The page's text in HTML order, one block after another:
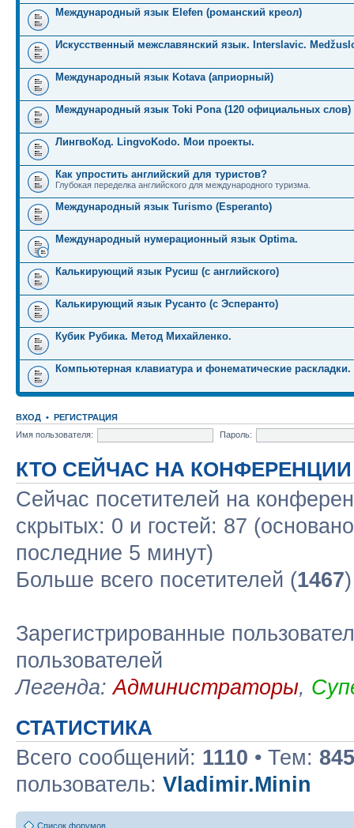
Международный язык Elefen (романский креол)
Искусственный межславянский язык. Interslavic.
Международный язык Kotava (априорный)
Международный язык Toki Pona (120 официальных слов)
ЛингвоКод. LingvoKodo. Мои проекты.
Как упростить английский для туристов?
Глубокая переделка английского для международного туризма.
Международный язык Turismo (Esperanto)
Международный нумерационный язык Optima.
Калькирующий язык Русиш (с английского)
Калькирующий язык Русанто (с Эсперанто)
Кубик Рубика. Метод Михайленко.
Компьютерная клавиатура и фонематические раскладки.
ВХОД • РЕГИСТРАЦИЯ
Имя пользователя:
Пароль:
КТО СЕЙЧАС НА КОНФЕРЕНЦИИ
Сейчас посетителей на
скрытых: 0 и гостей: 87
последние 5 минут)
Больше всего посетителей (1467
Зарегистрированные
пользователей
Легенда:Администраторы,
СТАТИСТИКА
Всего сообщений: 1110 • Тем: 845
пользователь: Vladimir.Minin
Список форумов